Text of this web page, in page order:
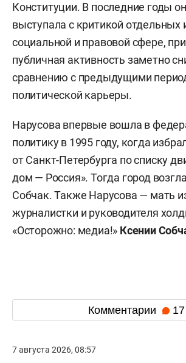
Конституции. В последние годы
выступала с критикой отдельных
социальной и правовой сфере,
публичная активность заметно
сравнению с предыдущими
политической карьеры.
Нарусова впервые вошла в
политику в 1995 году, когда
от Санкт-Петербурга по списку
дом — Россия». Тогда город
Собчак. Также Нарусова — мать
журналистки и руководителя
«Осторожно: медиа!» Ксении
Комментарии 17
7 августа 2026, 08:57